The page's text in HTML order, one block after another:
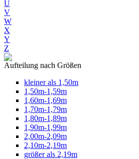
U
V
W
X
Y
Z
Aufteilung nach Größen
kleiner als 1,50m
1,50m-1,59m
1,60m-1,69m
1,70m-1,79m
1,80m-1,89m
1,90m-1,99m
2,00m-2,09m
2,10m-2,19m
größer als 2,19m